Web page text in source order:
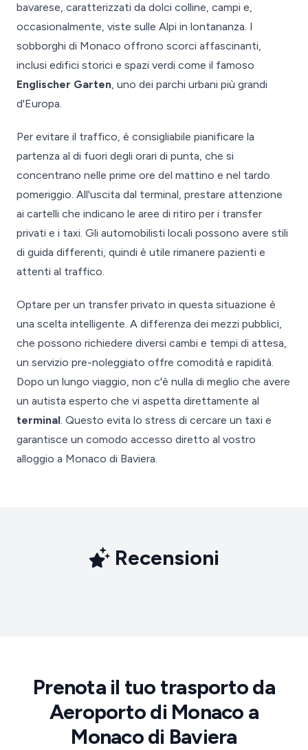
bavarese, caratterizzati da dolci colline, campi e,
occasionalmente, viste sulle Alpi in lontananza. I
sobborghi di Monaco offrono scorci affascinanti,
inclusi edifici storici e spazi verdi come il famoso
Englischer Garten, uno dei parchi urbani più grandi
d'Europa.
Per evitare il traffico, è consigliabile pianificare la
partenza al di fuori degli orari di punta, che si
concentrano nelle prime ore del mattino e nel tardo
pomeriggio. All'uscita dal terminal, prestare attenzione
ai cartelli che indicano le aree di ritiro per i transfer
privati e i taxi. Gli automobilisti locali possono avere stili
di guida differenti, quindi è utile rimanere pazienti e
attenti al traffico.
Optare per un transfer privato in questa situazione è
una scelta intelligente. A differenza dei mezzi pubblici,
che possono richiedere diversi cambi e tempi di attesa,
un servizio pre-noleggiato offre comodità e rapidità.
Dopo un lungo viaggio, non c'è nulla di meglio che avere
un autista esperto che vi aspetta direttamente al
terminal. Questo evita lo stress di cercare un taxi e
garantisce un comodo accesso diretto al vostro
alloggio a Monaco di Baviera.
Recensioni
Prenota il tuo trasporto da
Aeroporto di Monaco a
Monaco di Baviera